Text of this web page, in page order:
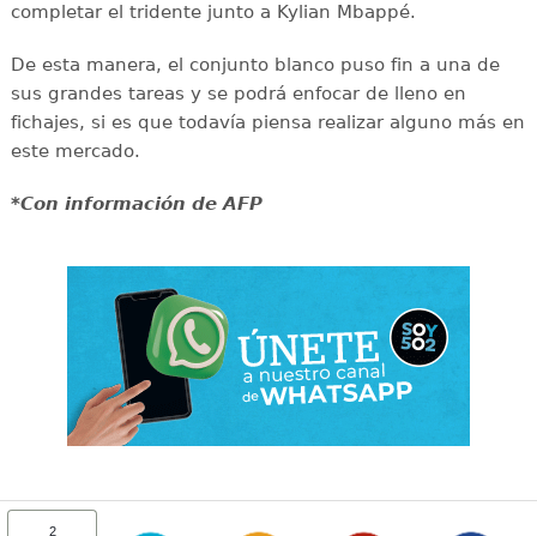
completar el tridente junto a Kylian Mbappé.
De esta manera, el conjunto blanco puso fin a una de
sus grandes tareas y se podrá enfocar de lleno en
fichajes, si es que todavía piensa realizar alguno más en
este mercado.
*Con información de AFP
2